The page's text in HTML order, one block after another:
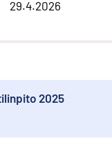
29.4.2026
2025